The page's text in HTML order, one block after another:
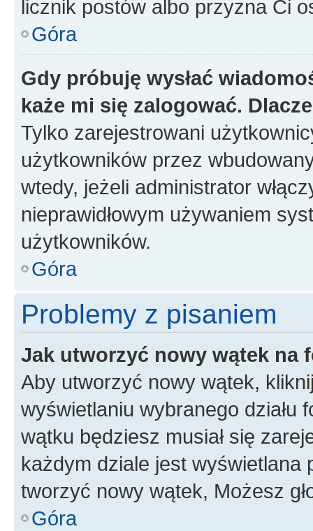
licznik postów albo przyzna Ci
Góra
Gdy próbuję wysłać
każe mi się zalogować.
Tylko zarejestrowani
użytkowników przez
wtedy, jeżeli administrator
nieprawidłowym używaniem
użytkowników.
Góra
Problemy z pisaniem
Jak utworzyć nowy wątek na
Aby utworzyć nowy wątek,
wyświetlaniu wybranego działu
wątku będziesz musiał się
każdym dziale jest wyświetlana
tworzyć nowy wątek, Możesz
Góra